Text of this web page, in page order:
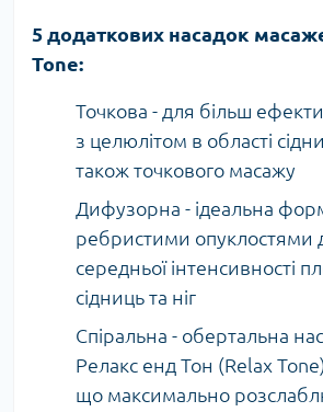
5 додаткових насадок
Tone:
Точкова - для більш
з целюлітом в області
також точкового масажу
Дифузорна - ідеальна
ребристими опуклостями
середньої інтенсивності
сідниць та ніг
Спіральна - обертальна
Релакс енд Тон (Relax
що максимально